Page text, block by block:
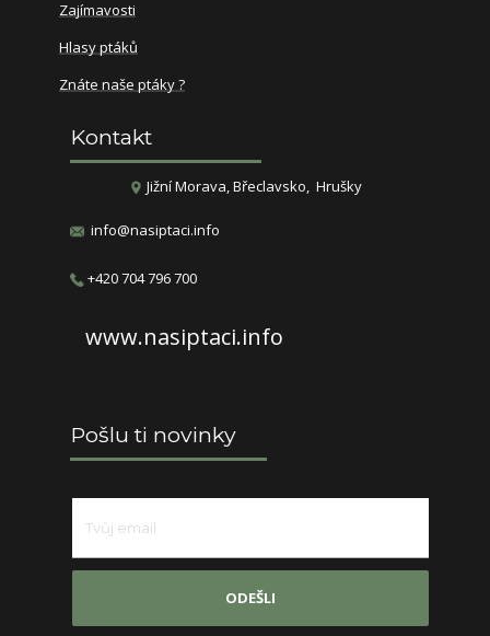
Zajímavosti
Hlasy ptáků
Znáte naše ptáky ?
Kontakt
​​​Jižní Morava, Břeclavsko, Hrušky
info@nasiptaci.info
​+420 704 796 700
www.nasiptaci.info
Pošlu ti novinky
ODEŠLI